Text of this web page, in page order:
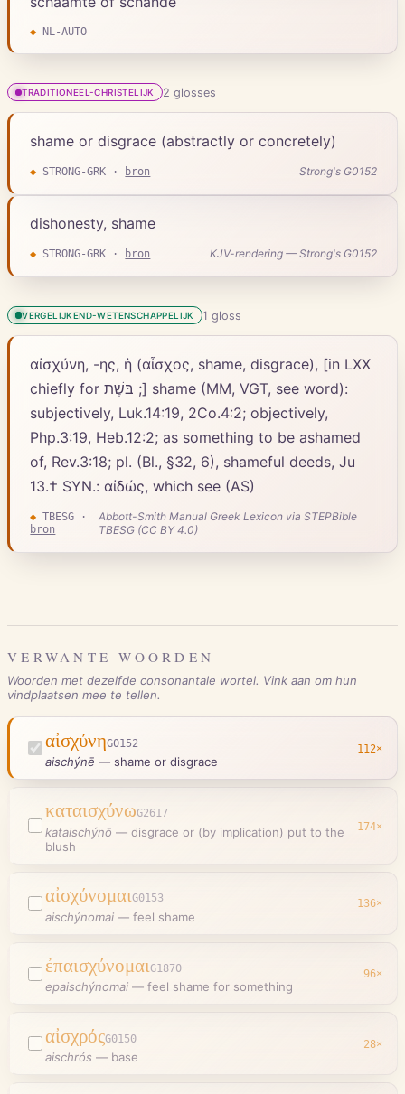
◆ NL-AUTO
TRADITIONEEL-CHRISTELIJK 2 glosses
shame or disgrace (abstractly or concretely)
◆ STRONG-GRK · bron Strong's G0152
dishonesty, shame
◆ STRONG-GRK · bron KJV-rendering — Strong's G0152
VERGELIJKEND-WETENSCHAPPELIJK 1 gloss
αἰσχύνη, -ης, ἡ (αἶσχος, shame, disgrace), [in LXX
chiefly for בּשֶׁת ;] shame (MM, VGT, see word):
subjectively, Luk.14:19, 2Co.4:2; objectively,
Php.3:19, Heb.12:2; as something to be ashamed
of, Rev.3:18; pl. (Bl., §32, 6), shameful deeds, Ju
13.† SYN.: αἰδώς, which see (AS)
◆ TBESG ·
bron
Abbott-Smith Manual Greek Lexicon via STEPBible
TBESG (CC BY 4.0)
VERWANTE WOORDEN
Woorden met dezelfde consonantale wortel. Vink aan om hun
vindplaatsen mee te tellen.
αἰσχύνηG0152
aischýnē — shame or disgrace
112×
καταισχύνωG2617
kataischýnō — disgrace or (by implication) put to the
blush
174×
αἰσχύνομαιG0153
aischýnomai — feel shame
136×
ἐπαισχύνομαιG1870
epaischýnomai — feel shame for something
96×
αἰσχρόςG0150
aischrós — base
28×